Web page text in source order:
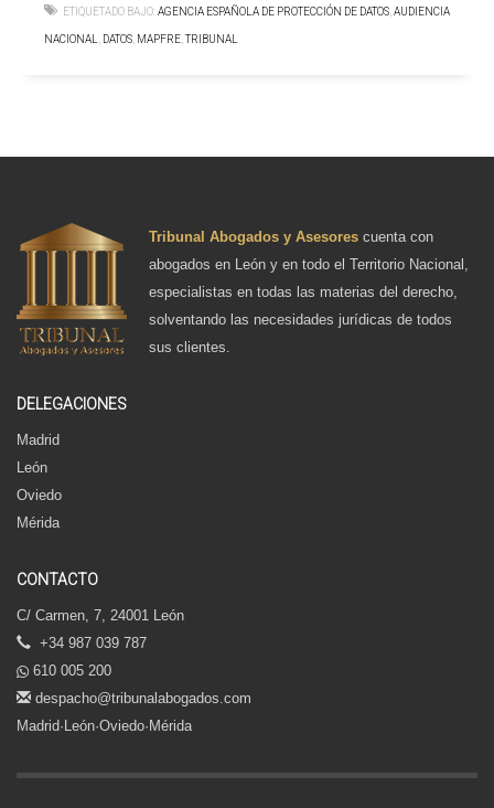
ETIQUETADO BAJO:AGENCIA ESPAÑOLA DE PROTECCIÓN DE DATOS,AUDIENCIA
NACIONAL, DATOS, MAPFRE,TRIBUNAL
Tribunal Abogados y Asesores cuenta con
abogados en León y en todo el Territorio Nacional,
especialistas en todas las materias del derecho,
solventando las necesidades jurídicas de todos
sus clientes.
DELEGACIONES
Madrid
León
Oviedo
Mérida
CONTACTO
C/ Carmen, 7, 24001 León
+34 987 039 787
610 005 200
despacho@tribunalabogados.com
Madrid·León·Oviedo·Mérida